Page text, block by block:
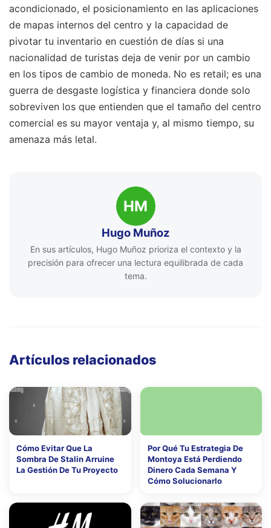
acondicionado, el posicionamiento en las aplicaciones
de mapas internos del centro y la capacidad de
pivotar tu inventario en cuestión de días si una
nacionalidad de turistas deja de venir por un cambio
en los tipos de cambio de moneda. No es retail; es una
guerra de desgaste logística y financiera donde solo
sobreviven los que entienden que el tamaño del centro
comercial es su mayor ventaja y, al mismo tiempo, su
amenaza más letal.
HM
Hugo Muñoz
En sus artículos, Hugo Muñoz prioriza el contexto y la
precisión para ofrecer una lectura equilibrada de cada
tema.
Artículos relacionados
Cómo Evitar Que La
Sombra De Stalin Arruine
La Gestión De Tu Proyecto
Por Qué Tu Estrategia De
Montoya Está Perdiendo
Dinero Cada Semana Y
Cómo Solucionarlo